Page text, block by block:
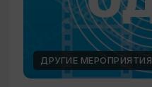
ДРУГИЕ МЕРОПРИЯТИЯ